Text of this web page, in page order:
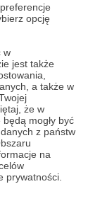
opcję
w
jest także
a także w
że w
mogły być
z państw
na
prywatności.
już